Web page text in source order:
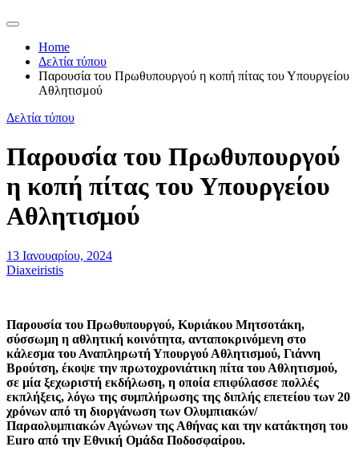
Home
Δελτία τύπου
Παρουσία του Πρωθυπουργού η κοπή πίτας του Υπουργείου
Αθλητισμού
Δελτία τύπου
Παρουσία του Πρωθυπουργού
η κοπή πίτας του Υπουργείου
Αθλητισμού
13 Ιανουαρίου, 2024
Diaxeiristis
Παρουσία του Πρωθυπουργού, Κυριάκου Μητσοτάκη,
σύσσωμη η αθλητική κοινότητα, ανταποκρινόμενη στο
κάλεσμα του Αναπληρωτή Υπουργού Αθλητισμού, Γιάννη
Βρούτση, έκοψε την πρωτοχρονιάτικη πίτα του Αθλητισμού,
σε μία ξεχωριστή εκδήλωση, η οποία επιφύλασσε πολλές
εκπλήξεις, λόγω της συμπλήρωσης της διπλής επετείου των 20
χρόνων από τη διοργάνωση των Ολυμπιακών/
Παραολυμπιακών Αγώνων της Αθήνας και την κατάκτηση του
Euro από την Εθνική Ομάδα Ποδοσφαίρου.